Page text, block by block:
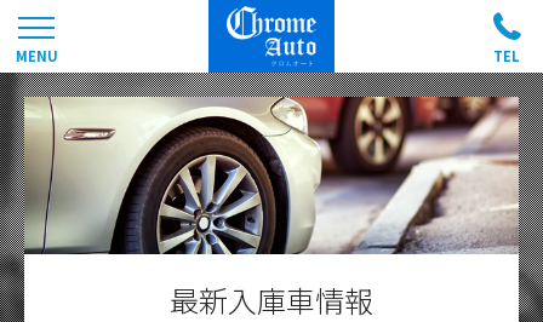
最新入庫車情報